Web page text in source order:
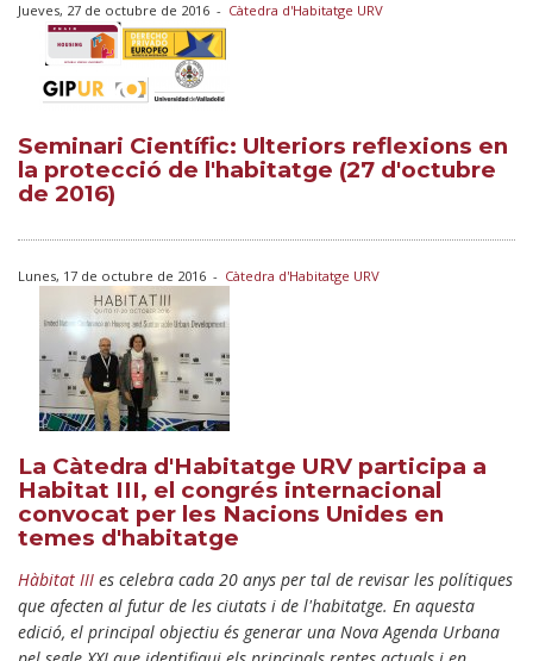
Jueves, 27 de octubre de 2016 - Càtedra d'Habitatge URV
Seminari Científic: Ulteriors reflexions en
la protecció de l'habitatge (27 d'octubre
de 2016)
Lunes, 17 de octubre de 2016 - Càtedra d'Habitatge URV
La Càtedra d'Habitatge URV participa a
Habitat III, el congrés internacional
convocat per les Nacions Unides en
temes d'habitatge
Hàbitat III es celebra cada 20 anys per tal de revisar les polítiques
que afecten al futur de les ciutats i de l'habitatge. En aquesta
edició, el principal objectiu és generar una Nova Agenda Urbana